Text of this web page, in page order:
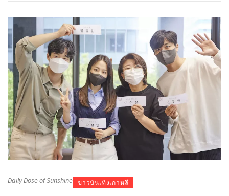
Daily Dose of Sunshine ข่าวบันเทิงเกาหลี